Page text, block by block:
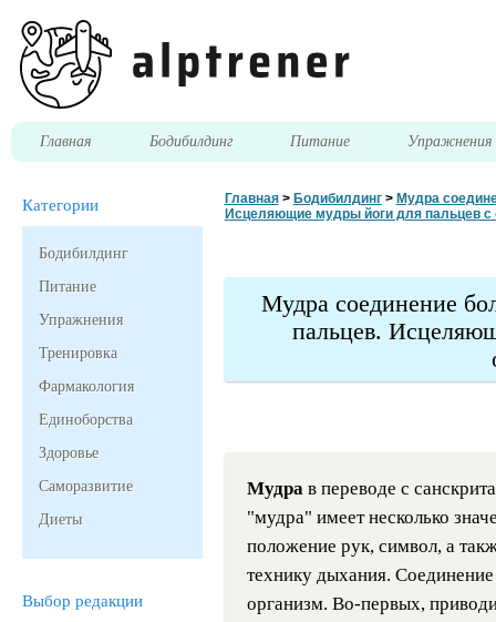
Главная Бодибилдинг Питание Упражнения
Категории
Бодибилдинг
Питание
Упражнения
Тренировка
Фармакология
Единоборства
Здоровье
Саморазвитие
Диеты
Выбор редакции
Главная> Бодибилдинг> Мудра
Исцеляющие мудры йоги для пальцев с
Мудра соединение
пальцев.
Мудра в переводе с
"мудра" имеет несколько
положение рук, символ, а
технику дыхания.
организм. Во-первых,